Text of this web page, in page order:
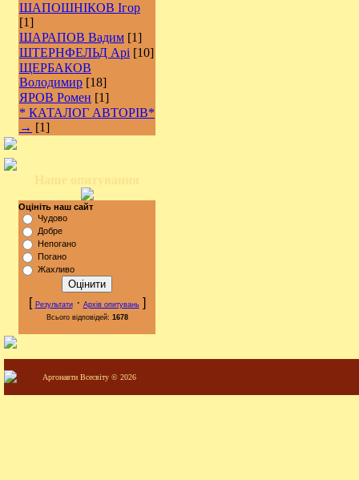
ШАПОШНІКОВ Ігор
[1]
ШАРАПОВ Вадим [1]
ШТЕРНФЕЛЬД Арі [10]
ЩЕРБАКОВ
Володимир [18]
ЯРОВ Ромен [1]
* КАТАЛОГ АВТОРІВ*
→ [1]
Оцініть наш сайт
Чудово
Добре
Непогано
Погано
Жахливо
[ Результати· Архів опитувань]
Всього відповідей: 1678
Аргонавти Всесвіту © 2026